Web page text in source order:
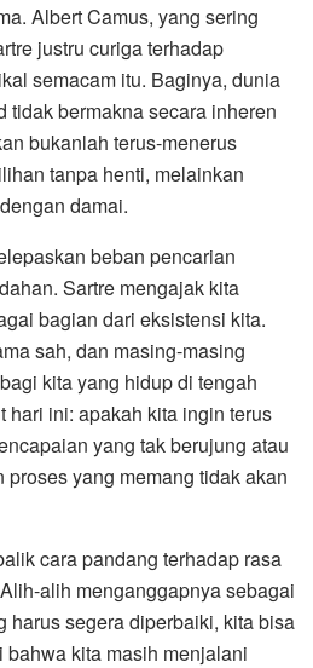
Albert Camus, yang sering
justru curiga terhadap
semacam itu. Baginya, dunia
tidak bermakna secara inheren
bukanlah terus-menerus
tanpa henti, melainkan
damai.
beban pencarian
Sartre mengajak kita
bagian dari eksistensi kita.
sah, dan masing-masing
kita yang hidup di tengah
hari ini: apakah kita ingin terus
yang tak berujung atau
yang memang tidak akan
cara pandang terhadap rasa
alih menganggapnya sebagai
harus segera diperbaiki, kita bisa
kita masih menjalani